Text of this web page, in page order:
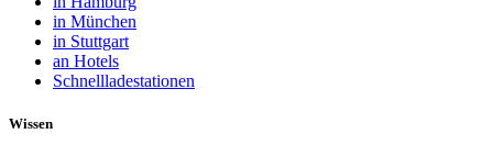
in München
in Stuttgart
an Hotels
Schnellladestationen
Wissen